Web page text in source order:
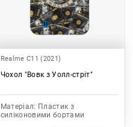
Realme C11 (2021)
Чохол "Вовк з Уолл-стріт"
Матеріал: Пластик з
силіконовими бортами